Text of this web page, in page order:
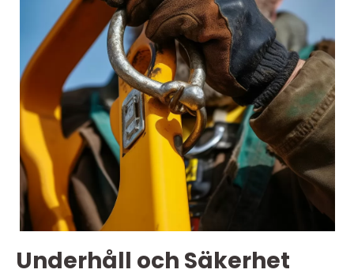
Underhåll och Säkerhet